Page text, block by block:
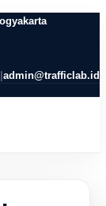
|admin@trafficlab.id